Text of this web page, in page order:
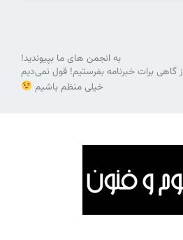
به انجمن های ما بپیوندید!
گاهی برات خبرنامه بفرستیم! قول نمی‌دیم
خیلی منظم باشیم